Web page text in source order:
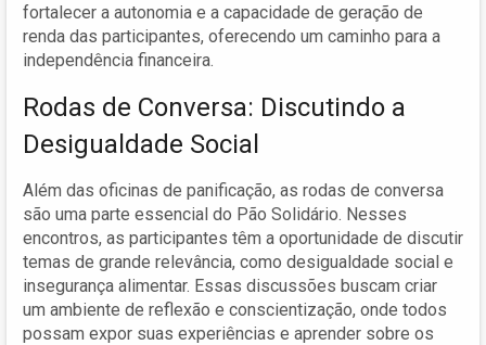
fortalecer a autonomia e a capacidade de geração de
renda das participantes, oferecendo um caminho para a
independência financeira.
Rodas de Conversa: Discutindo a
Desigualdade Social
Além das oficinas de panificação, as rodas de conversa
são uma parte essencial do Pão Solidário. Nesses
encontros, as participantes têm a oportunidade de discutir
temas de grande relevância, como desigualdade social e
insegurança alimentar. Essas discussões buscam criar
um ambiente de reflexão e conscientização, onde todos
possam expor suas experiências e aprender sobre os